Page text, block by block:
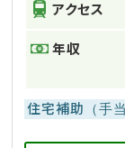
アクセス
年収
住宅補助（手